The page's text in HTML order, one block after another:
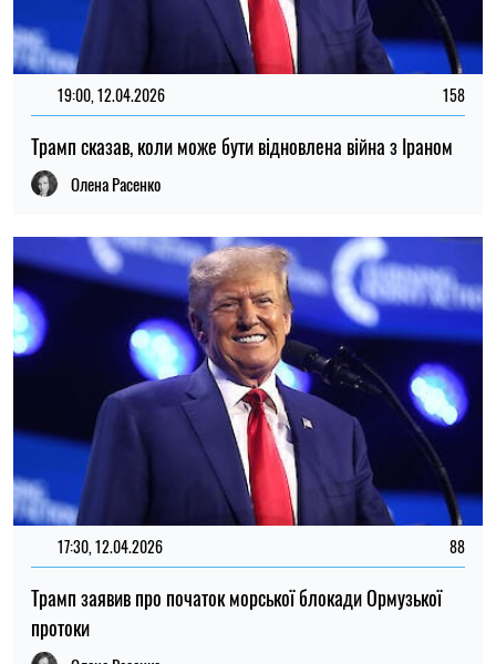
19:00, 12.04.2026 158
Трамп сказав, коли може бути відновлена війна з Іраном
Олена Расенко
17:30, 12.04.2026 88
Трамп заявив про початок морської блокади Ормузької
протоки